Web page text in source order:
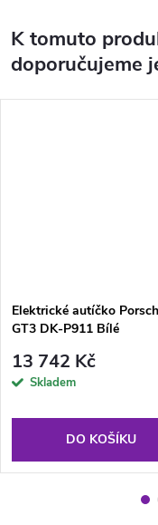
K tomuto
doporučujeme
Elektrické autíčko
GT3 DK-P911 Bílé
13 742 Kč
Skladem
DO KOŠÍKU